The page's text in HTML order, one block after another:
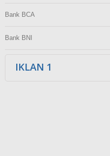
Bank BCA
Bank BNI
IKLAN 1